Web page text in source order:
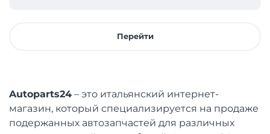
Перейти
Autoparts24 – это итальянский интернет-
магазин, который специализируется на продаже
подержанных автозапчастей для различных